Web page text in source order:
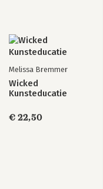
Melissa Bremmer
Wicked
Kunsteducatie
€ 22,50